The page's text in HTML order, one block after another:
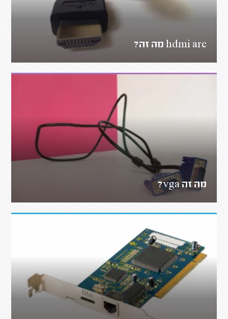
hdmi arc מה זה?
מה זה vga?